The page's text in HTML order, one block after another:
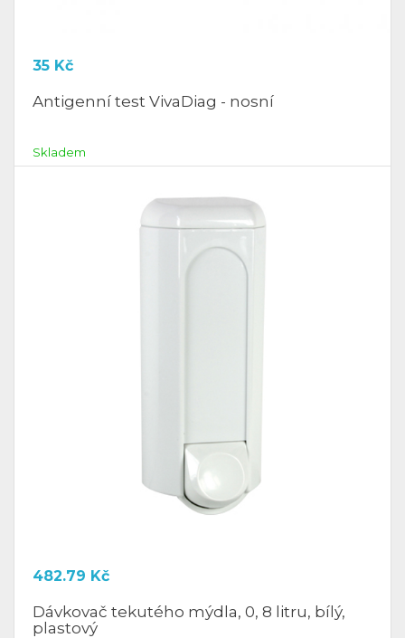
Skladem
35 Kč
Antigenní test VivaDiag - nosní
482.79 Kč
Dávkovač tekutého mýdla, 0, 8 litru, bílý,
plastový